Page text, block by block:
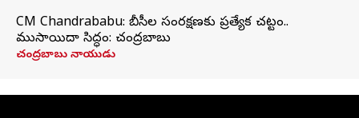
CM Chandrababu: బీసీల సంరక్షణకు ప్రత్యేక చట్టం..
ముసాయిదా సిద్ధం: చంద్రబాబు
చంద్రబాబు నాయుడు